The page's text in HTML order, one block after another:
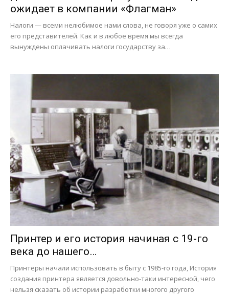
ожидает в компании «Флагман»
Налоги — всеми нелюбимое нами слова, не говоря уже о самих
его представителей. Как и в любое время мы всегда
вынуждены оплачивать налоги государству за…
Принтер и его история начиная с 19-го
века до нашего…
Принтеры начали использовать в быту с 1985-го года, История
создания принтера является довольно-таки интересной, чего
нельзя сказать об истории разработки многого другого